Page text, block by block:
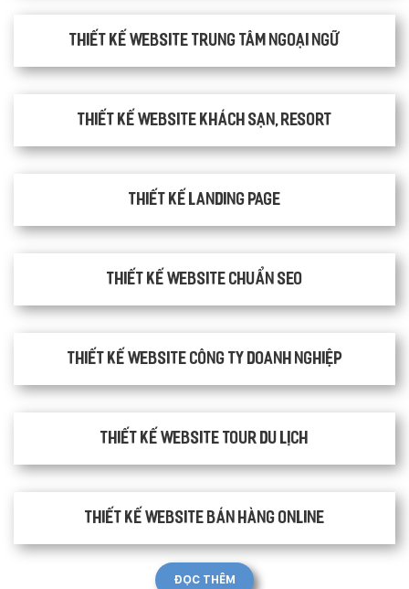
Thiết kế website trung tâm ngoại ngữ
Thiết kế website khách sạn, resort
Thiết kế Landing Page
Thiết kế website chuẩn SEO
Thiết kế website công ty doanh nghiệp
Thiết kế website tour du lịch
Thiết kế website bán hàng Online
ĐỌC THÊM